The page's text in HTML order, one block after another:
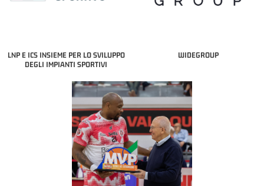
LNP E ICS INSIEME PER LO SVILUPPO
DEGLI IMPIANTI SPORTIVI
WIDEGROUP